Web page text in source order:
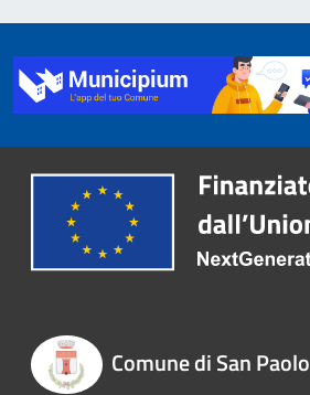
Comune di San Paolo